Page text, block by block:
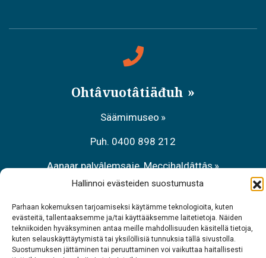
Hallinnoi evästeiden suostumusta
Parhaan kokemuksen tarjoamiseksi käytämme teknologioita, kuten
evästeitä, tallentaaksemme ja/tai käyttääksemme laitetietoja. Näiden
tekniikoiden hyväksyminen antaa meille mahdollisuuden käsitellä tietoja,
kuten selauskäyttäytymistä tai yksilöllisiä tunnuksia tällä sivustolla.
Suostumuksen jättäminen tai peruuttaminen voi vaikuttaa haitallisesti
Ohtâvuotâtiäđuh
Säämimuseo
Puh. 0400 898 212
Aanaar palvâlemsaje, Meccihaldâttâs
Puh. 0206 39 7740
Raavâdviäsu Sarrit
Puh. 040 700 6485